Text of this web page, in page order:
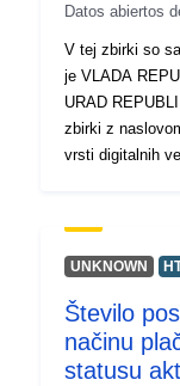
Datos abiertos
V tej zbirki so
je VLADA
URAD
zbirki z
vrsti digitalnih
do strani
na voljo pa je
za prikaz,
različne
izpis tabel
UNKNOWN
Število
načinu
statusu